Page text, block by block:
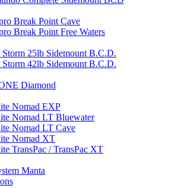
Break Point Cave
Break Point Free Waters
Storm 25lb Sidemount B.C.D.
Storm 42lb Sidemount B.C.D.
Diamond
Nomad EXP
Nomad LT Bluewater
Nomad LT Cave
Nomad XT
TransPac / TransPac XT
Manta